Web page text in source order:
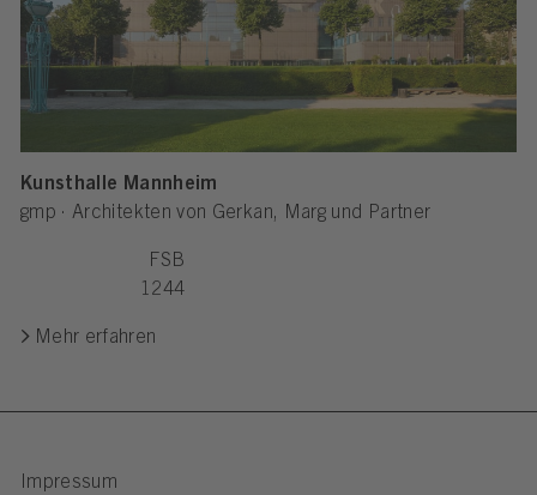
Kunsthalle Mannheim
gmp · Architekten von Gerkan, Marg und Partner
FSB
1244
Mehr erfahren
Impressum